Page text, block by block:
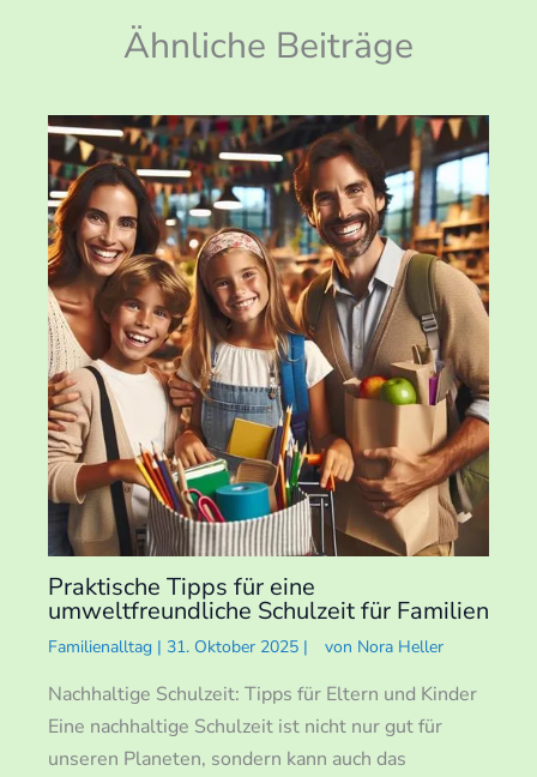
Ähnliche Beiträge
Praktische Tipps für eine
umweltfreundliche Schulzeit für Familien
Familienalltag | 31. Oktober 2025 | von Nora Heller
Nachhaltige Schulzeit: Tipps für Eltern und Kinder
Eine nachhaltige Schulzeit ist nicht nur gut für
unseren Planeten, sondern kann auch das